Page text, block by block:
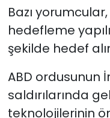
Bazı
hedefleme
şekilde hedef
ABD ordusunun
saldırılarında
teknolojilerinin